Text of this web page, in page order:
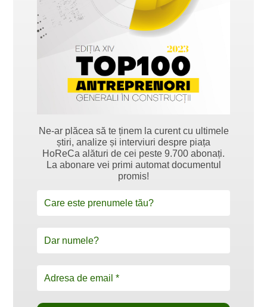
Ne-ar plăcea să te ținem la curent cu ultimele
știri, analize și interviuri despre piața
HoReCa alături de cei peste 9.700 abonați.
La abonare vei primi automat documentul
promis!